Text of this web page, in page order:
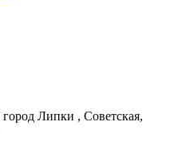
город Липки , Советская,